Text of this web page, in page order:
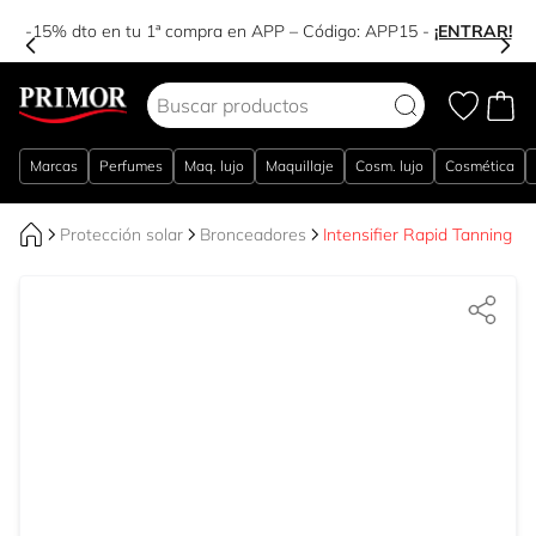
-15% dto en tu 1ª compra en APP – Código: APP15- ¡ENTRAR!
Marcas Perfumes Maq. lujo Maquillaje Cosm. lujo Cosmética
Protección solar Bronceadores Intensifier Rapid Tanning